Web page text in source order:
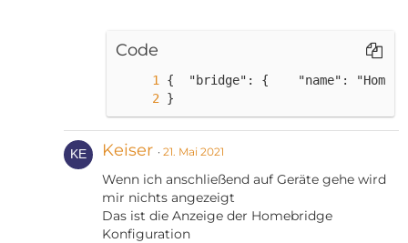
Code
}
Keiser 21. Mai 2021
Wenn ich anschließend auf Geräte gehe wird
mir nichts angezeigt
Das ist die Anzeige der Homebridge
Konfiguration